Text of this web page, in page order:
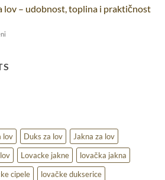
udobnost
lovačke
pantalone:
uslove
lov – udobnost, toplina i praktičnost
za
terenu
lov Duks za lov
Jakna za lov
Lovacke jakne
lovačka jakna
cipele
lovačke dukserice